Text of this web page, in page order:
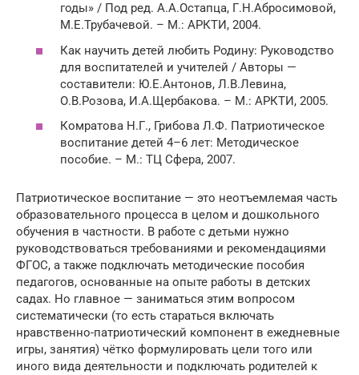
годы» / Под ред. А.А.Остапца, Г.Н.Абросимовой,
М.Е.Трубачевой. – М.: АРКТИ, 2004.
Как научить детей любить Родину: Руководство
для воспитателей и учителей / Авторы —
составители: Ю.Е.Антонов, Л.В.Левина,
О.В.Розова, И.А.Щербакова. – М.: АРКТИ, 2005.
Комратова Н.Г., Грибова Л.Ф. Патриотическое
воспитание детей 4–6 лет: Методическое
пособие. – М.: ТЦ Сфера, 2007.
Патриотическое воспитание — это неотъемлемая часть
образовательного процесса в целом и дошкольного
обучения в частности. В работе с детьми нужно
руководствоваться требованиями и рекомендациями
ФГОС, а также подключать методические пособия
педагогов, основанные на опыте работы в детских
садах. Но главное — заниматься этим вопросом
систематически (то есть стараться включать
нравственно-патриотический компонент в ежедневные
игры, занятия) чётко формулировать цели того или
иного вида деятельности и подключать родителей к